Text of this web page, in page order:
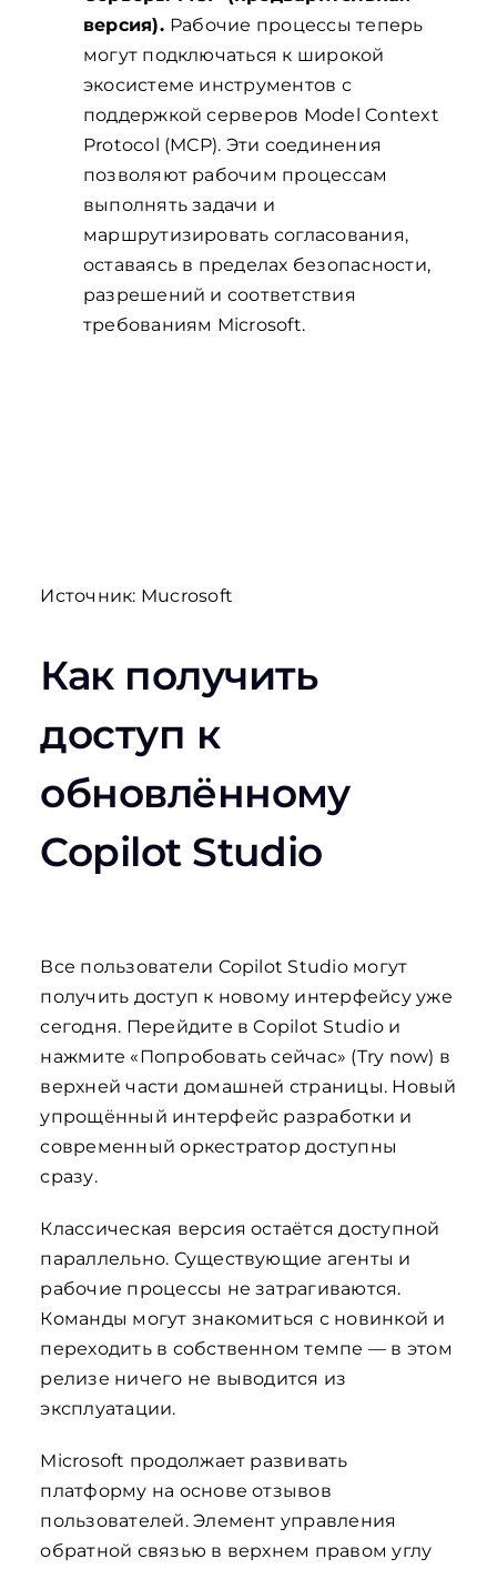
версия). Рабочие процессы теперь
могут подключаться к широкой
экосистеме инструментов с
поддержкой серверов Model Context
Protocol (MCP). Эти соединения
позволяют рабочим процессам
выполнять задачи и
маршрутизировать согласования,
оставаясь в пределах безопасности,
разрешений и соответствия
требованиям Microsoft.
Источник: Mucrosoft
Как получить
доступ к
обновлённому
Copilot Studio
Все пользователи Copilot Studio могут
получить доступ к новому интерфейсу уже
сегодня. Перейдите в Copilot Studio и
нажмите «Попробовать сейчас» (Try now) в
верхней части домашней страницы. Новый
упрощённый интерфейс разработки и
современный оркестратор доступны
сразу.
Классическая версия остаётся доступной
параллельно. Существующие агенты и
рабочие процессы не затрагиваются.
Команды могут знакомиться с новинкой и
переходить в собственном темпе — в этом
релизе ничего не выводится из
эксплуатации.
Microsoft продолжает развивать
платформу на основе отзывов
пользователей. Элемент управления
обратной связью в верхнем правом углу